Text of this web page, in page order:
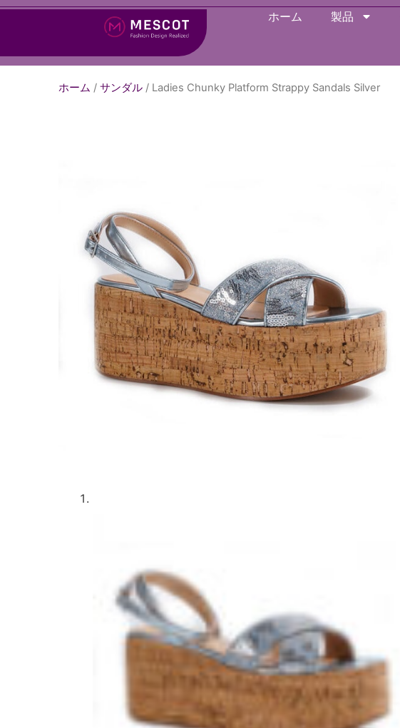
ホーム 製品
ホーム / サンダル / Ladies Chunky Platform Strappy Sandals Silver